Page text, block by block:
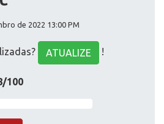
de 2022 13:00 PM
ATUALIZE !
100